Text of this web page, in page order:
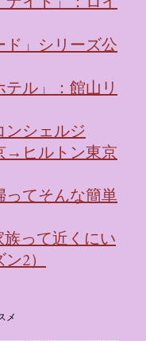
」シリーズ公
ル」：館山リ
ンシェルジ
→ヒルトン東京
てそんな簡単
って近くにい
2）
メ